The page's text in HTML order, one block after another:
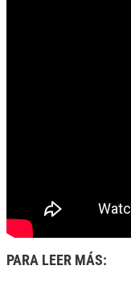
PARA LEER MÁS: